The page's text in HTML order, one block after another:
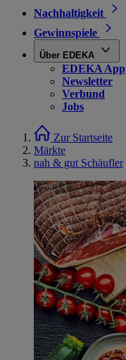
Nachhaltigkeit
Gewinnspiele
Über EDEKA
EDEKA App
Newsletter
Verbund
Jobs
Zur Startseite
Märkte
nah & gut Schäufler